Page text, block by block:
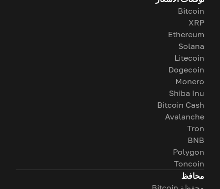
Bitcoin
XRP
Ethereum
Solana
Litecoin
Dogecoin
Monero
Shiba Inu
Bitcoin Cash
Avalanche
Tron
BNB
Polygon
Toncoin
محافظ